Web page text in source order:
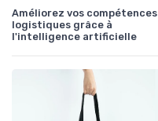
Améliorez vos compétences
logistiques grâce à
l'intelligence artificielle